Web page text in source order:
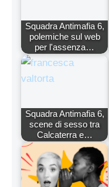
Squadra Antimafia 6,
polemiche sul web
per l'assenza…
Squadra Antimafia 6,
scene di sesso tra
Calcaterra e…